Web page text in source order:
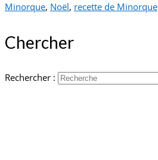
Minorque, Noël, recette de Minorque
Chercher
Rechercher :